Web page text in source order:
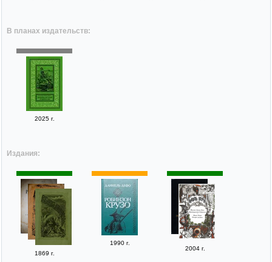
В планах издательств:
2025 г.
Издания:
1869 г.
1990 г.
2004 г.